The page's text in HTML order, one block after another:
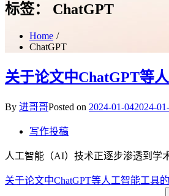
标签： ChatGPT
Home
ChatGPT
关于论文中ChatGPT等
By 进哥哥Posted on 2024-01-042024-
写作投稿
人工智能（AI）技术正逐步渗透到
关于论文中ChatGPT等人工智能工具